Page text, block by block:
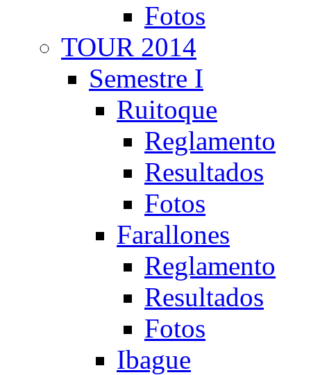
Fotos
TOUR 2014
Semestre I
Ruitoque
Reglamento
Resultados
Fotos
Farallones
Reglamento
Resultados
Fotos
Ibague